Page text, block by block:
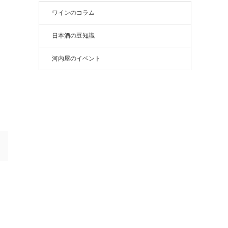
ワインのコラム
日本酒の豆知識
河内屋のイベント